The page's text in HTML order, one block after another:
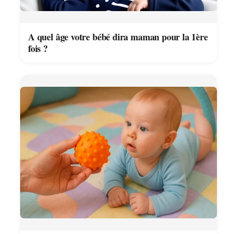
A quel âge votre bébé dira maman pour la 1ère
fois ?